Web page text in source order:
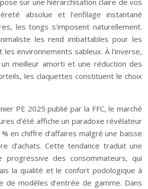
absolue et l’enfilage instantané
les tongs s’imposent naturellement.
les rend imbattables pour les
environnements sableux. À l’inverse,
meilleur amorti et une réduction des
les claquettes constituent le choix
PE 2025 publié par la FFC, le marché
d’été affiche un paradoxe révélateur
en chiffre d’affaires malgré une baisse
d’achats. Cette tendance traduit une
progressive des consommateurs, qui
la qualité et le confort podologique à
de modèles d’entrée de gamme. Dans